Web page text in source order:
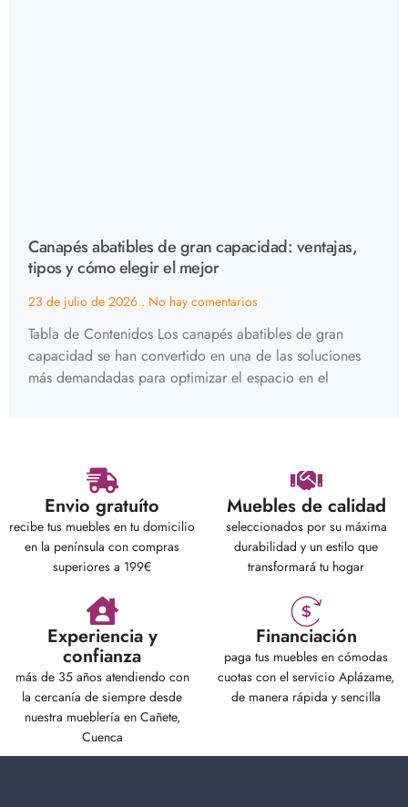
Canapés abatibles de gran capacidad: ventajas,
tipos y cómo elegir el mejor
23 de julio de 2026 No hay comentarios
Tabla de Contenidos Los canapés abatibles de gran
capacidad se han convertido en una de las soluciones
más demandadas para optimizar el espacio en el
Envio gratuíto
recibe tus muebles en tu domicilio
en la península con compras
superiores a 199€
Muebles de calidad
seleccionados por su máxima
durabilidad y un estilo que
transformará tu hogar
Experiencia y
confianza
más de 35 años atendiendo con
la cercanía de siempre desde
nuestra mueblería en Cañete,
Cuenca
Financiación
paga tus muebles en cómodas
cuotas con el servicio Aplázame,
de manera rápida y sencilla